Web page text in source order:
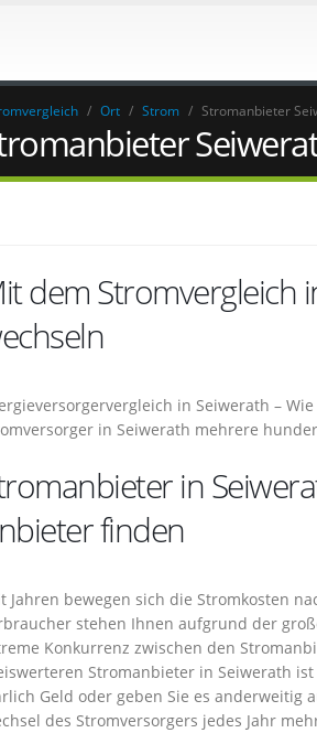
/ Ort / Strom / Stromanbieter
dem Stromvergleich
in Seiwerath –
in Seiwerath mehrere
in
finden
Jahren bewegen sich die Stromkosten
stehen Ihnen aufgrund der
Konkurrenz zwischen den
Stromanbieter in Seiwerath
Geld oder geben Sie es anderweitig
des Stromversorgers jedes Jahr